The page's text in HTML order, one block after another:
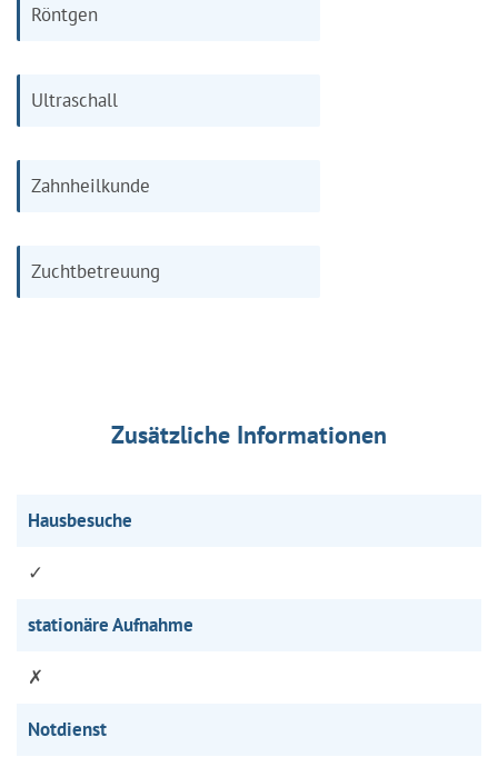
Röntgen
Ultraschall
Zahnheilkunde
Zuchtbetreuung
Zusätzliche Informationen
Hausbesuche
✓
stationäre Aufnahme
✗
Notdienst